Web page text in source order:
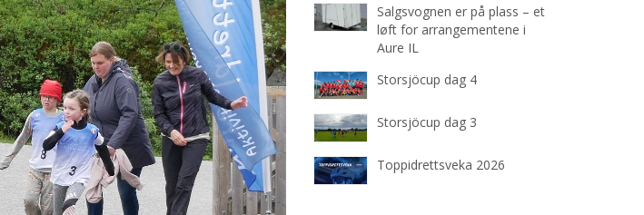
Salgsvognen er på plass – et
løft for arrangementene i
Aure IL
Storsjöcup dag 4
Storsjöcup dag 3
Toppidrettsveka 2026